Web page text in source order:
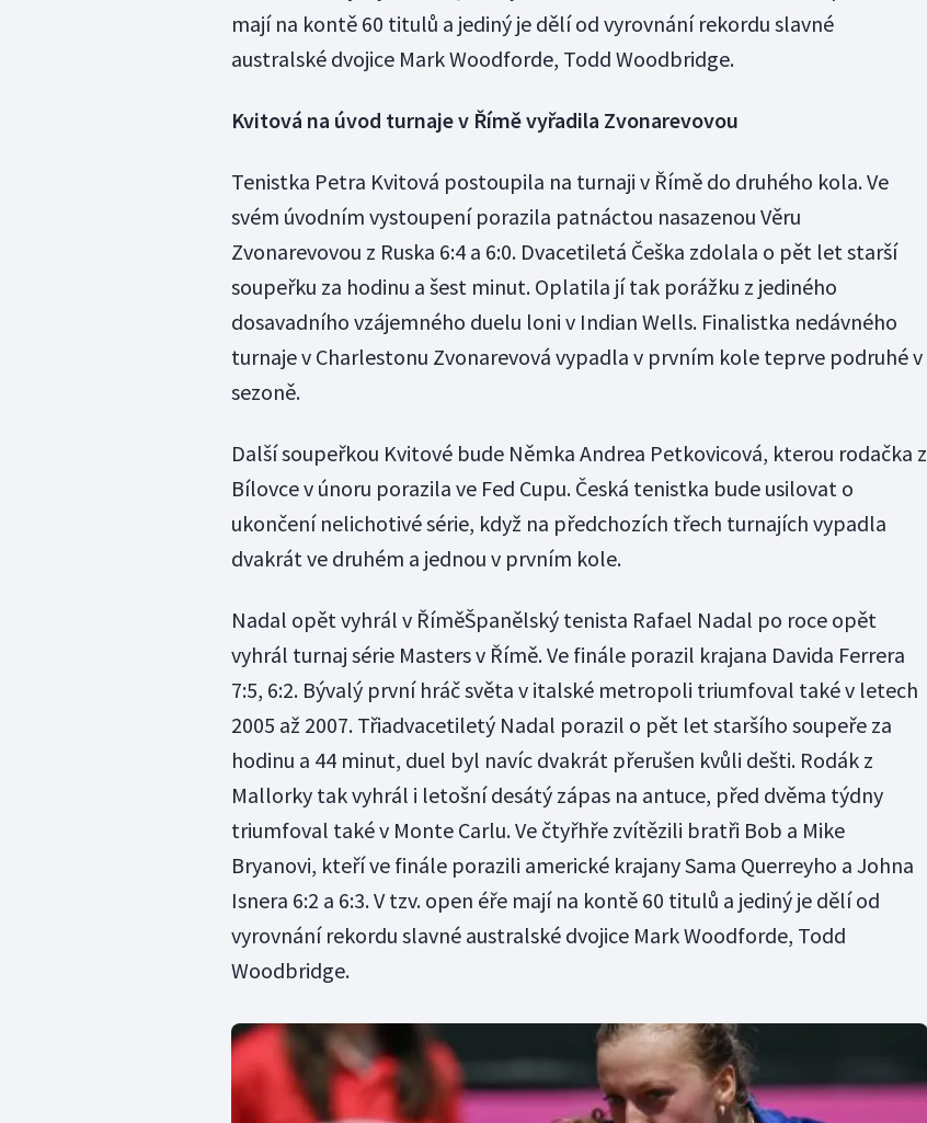
mají na kontě 60 titulů a jediný je dělí od vyrovnání rekordu slavné
australské dvojice Mark Woodforde, Todd Woodbridge.
Kvitová na úvod turnaje v Římě vyřadila Zvonarevovou
Tenistka Petra Kvitová postoupila na turnaji v Římě do druhého kola. Ve
svém úvodním vystoupení porazila patnáctou nasazenou Věru
Zvonarevovou z Ruska 6:4 a 6:0. Dvacetiletá Češka zdolala o pět let starší
soupeřku za hodinu a šest minut. Oplatila jí tak porážku z jediného
dosavadního vzájemného duelu loni v Indian Wells. Finalistka nedávného
turnaje v Charlestonu Zvonarevová vypadla v prvním kole teprve podruhé v
sezoně.
Další soupeřkou Kvitové bude Němka Andrea Petkovicová, kterou rodačka z
Bílovce v únoru porazila ve Fed Cupu. Česká tenistka bude usilovat o
ukončení nelichotivé série, když na předchozích třech turnajích vypadla
dvakrát ve druhém a jednou v prvním kole.
Nadal opět vyhrál v ŘíměŠpanělský tenista Rafael Nadal po roce opět
vyhrál turnaj série Masters v Římě. Ve finále porazil krajana Davida Ferrera
7:5, 6:2. Bývalý první hráč světa v italské metropoli triumfoval také v letech
2005 až 2007. Třiadvacetiletý Nadal porazil o pět let staršího soupeře za
hodinu a 44 minut, duel byl navíc dvakrát přerušen kvůli dešti. Rodák z
Mallorky tak vyhrál i letošní desátý zápas na antuce, před dvěma týdny
triumfoval také v Monte Carlu. Ve čtyřhře zvítězili bratři Bob a Mike
Bryanovi, kteří ve finále porazili americké krajany Sama Querreyho a Johna
Isnera 6:2 a 6:3. V tzv. open éře mají na kontě 60 titulů a jediný je dělí od
vyrovnání rekordu slavné australské dvojice Mark Woodforde, Todd
Woodbridge.